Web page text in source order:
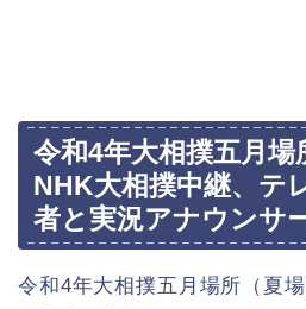
令和4年大相撲五月場
NHK大相撲中継、テ
者と実況アナウンサ
令和4年大相撲五月場所（夏